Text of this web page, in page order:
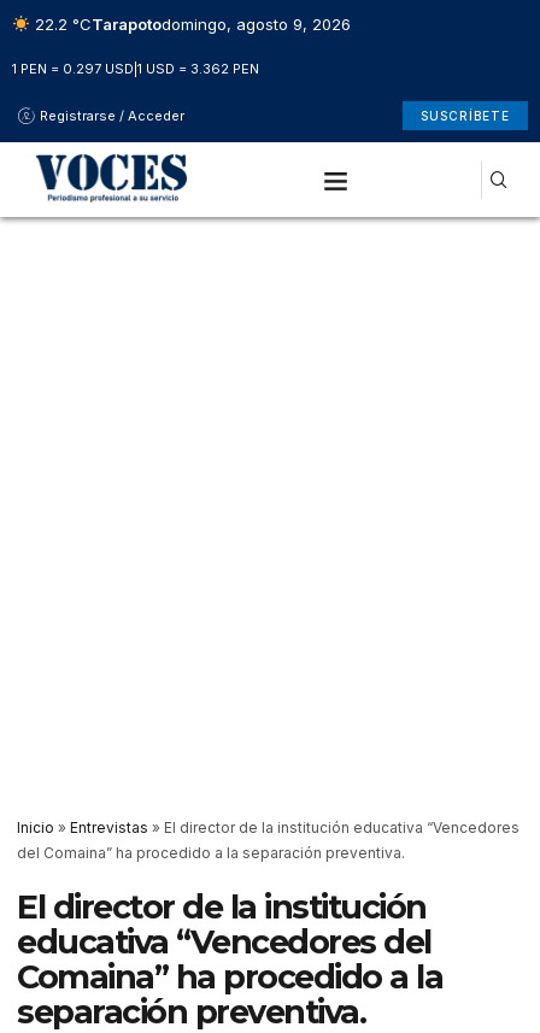
22.2 °CTarapotodomingo, agosto 9, 2026
1 PEN = 0.297 USD 1 USD = 3.362 PEN
Registrarse / Acceder SUSCRÍBETE
Inicio » Entrevistas » El director de la institución educativa “Vencedores
del Comaina” ha procedido a la separación preventiva.
El director de la institución
educativa “Vencedores del
Comaina” ha procedido a la
separación preventiva.